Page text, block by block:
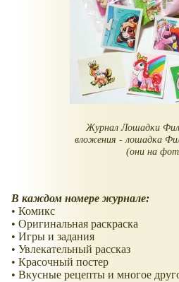
ЖурналЛошадки
вложения - лошадка
(они на
В каждом номере журнале:
• Комикс
• Оригинальная раскраска
• Игры и задания
• Увлекательный рассказ
• Красочный постер
• Вкусные рецепты и многое